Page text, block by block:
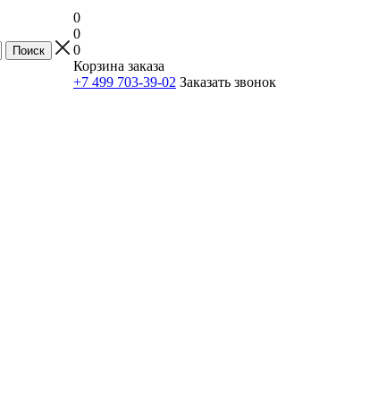
0
0
0
Корзина заказа
+7 499 703-39-02 Заказать звонок